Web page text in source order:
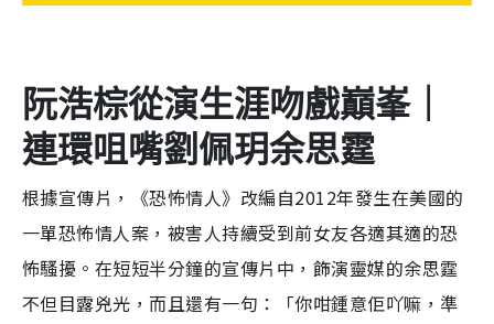
阮浩棕從演生涯吻戲巔峯｜
連環咀嘴劉佩玥余思霆
根據宣傳片，《恐怖情人》改編自2012年發生在美國的
一單恐怖情人案，被害人持續受到前女友各適其適的恐
怖騷擾。在短短半分鐘的宣傳片中，飾演靈媒的余思霆
不但目露兇光，而且還有一句：「你咁鍾意佢吖嘛，準